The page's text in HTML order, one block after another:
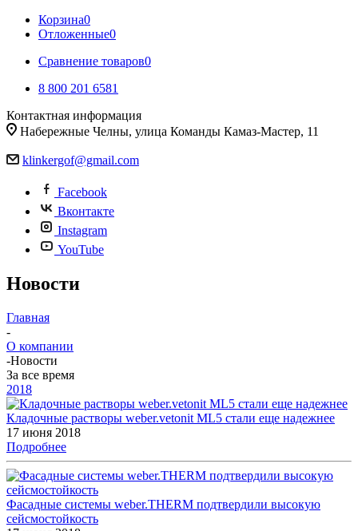
Корзина0
Отложенные0
Сравнение товаров0
8 800 201 6581
Контактная информация
Набережные Челны, улица Команды Камаз-Мастер, 11
klinkergof@gmail.com
Facebook
Вконтакте
Instagram
YouTube
Новости
Главная
-
О компании
-Новости
За все время
2018
Кладочные растворы weber.vetonit ML5 стали еще надежнее
17 июня 2018
Подробнее
Фасадные системы weber.THERM подтвердили высокую
сейсмостойкость